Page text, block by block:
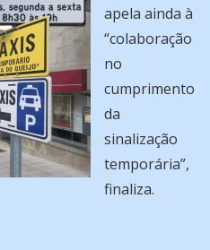
apela ainda à
“colaboração
no
cumprimento
da
sinalização
temporária”,
finaliza.